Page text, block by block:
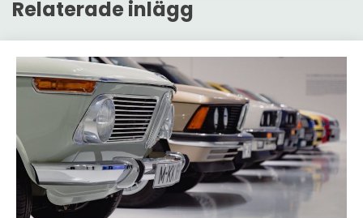
Relaterade inlägg